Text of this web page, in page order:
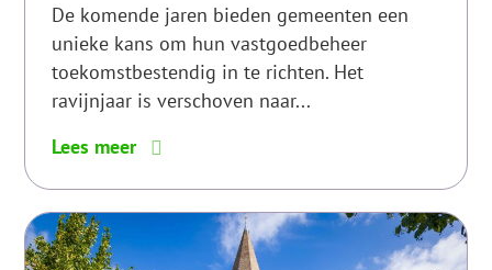
De komende jaren bieden gemeenten een
unieke kans om hun vastgoedbeheer
toekomstbestendig in te richten. Het
ravijnjaar is verschoven naar...
Lees meer 6
glanzend
haar